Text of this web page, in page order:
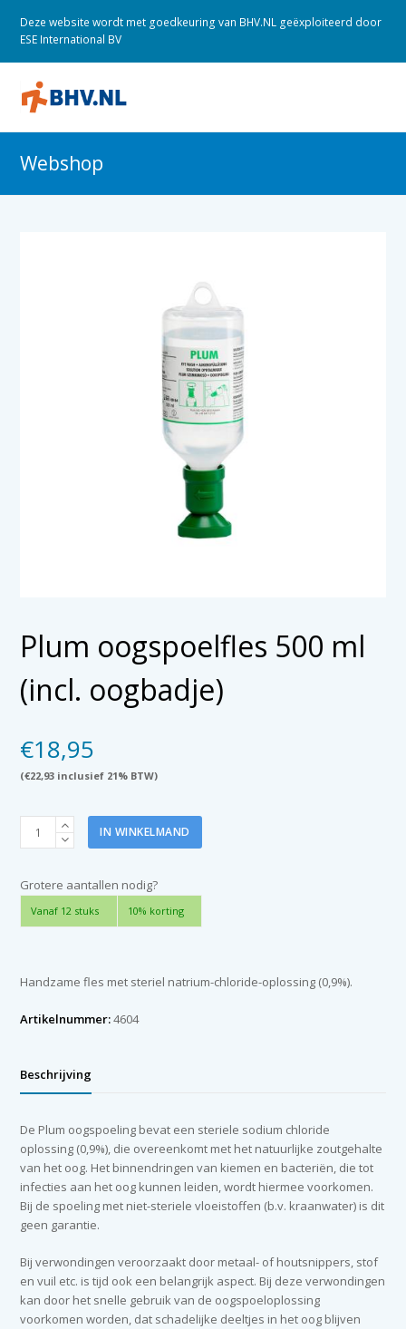
Deze website wordt met goedkeuring van BHV.NL geëxploiteerd door
ESE International BV
Webshop
Plum oogspoelfles 500 ml
(incl. oogbadje)
€18,95
(€22,93 inclusief 21% BTW)
Plum
oogspoelfles
ml
(incl.
oogbadje)
IN WINKELMAND
Grotere aantallen nodig?
Vanaf 12 stuks 10% korting
Handzame fles met steriel natrium-chloride-oplossing (0,9%).
Artikelnummer:4604
Beschrijving
De Plum oogspoeling bevat een steriele sodium chloride
oplossing (0,9%), die overeenkomt met het natuurlijke zoutgehalte
van het oog. Het binnendringen van kiemen en bacteriën, die tot
infecties aan het oog kunnen leiden, wordt hiermee voorkomen.
Bij de spoeling met niet-steriele vloeistoffen (b.v. kraanwater) is dit
geen garantie.
Bij verwondingen veroorzaakt door metaal- of houtsnippers, stof
en vuil etc. is tijd ook een belangrijk aspect. Bij deze verwondingen
kan door het snelle gebruik van de oogspoeloplossing
voorkomen worden, dat schadelijke deeltjes in het oog blijven